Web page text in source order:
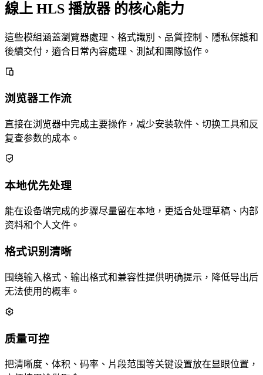
線上 HLS 播放器 的核心能力
這些模組涵蓋瀏覽器處理、格式識別、品質控制、隱私保護和
後續交付，適合日常內容處理、測試和團隊協作。
浏览器工作流
直接在浏览器中完成主要操作，减少安装软件、切换工具和反
复查参数的成本。
本地优先处理
能在设备端完成的步骤尽量留在本地，更适合处理草稿、内部
资料和个人文件。
格式识别清晰
围绕输入格式、输出格式和兼容性提供明确提示，降低导出后
无法使用的概率。
质量可控
把清晰度、体积、码率、片段范围等关键设置放在显眼位置，